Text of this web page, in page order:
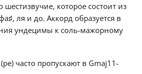
шестизвучие, которое состоит из
♯, ля и до. Аккорд образуется в
ундецимы к соль-мажорному
часто пропускают в Gmaj11-